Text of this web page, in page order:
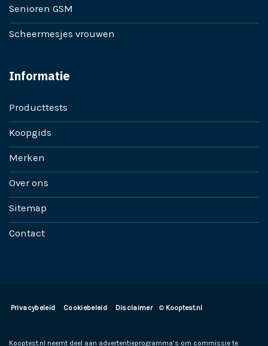
Senioren GSM
Scheermesjes vrouwen
Informatie
Producttests
Koopgids
Merken
Over ons
Sitemap
Contact
Privacybeleid Cookiebeleid Disclaimer © Kooptest.nl
Kooptest.nl neemt deel aan advertentieprogramma’s om commissie te